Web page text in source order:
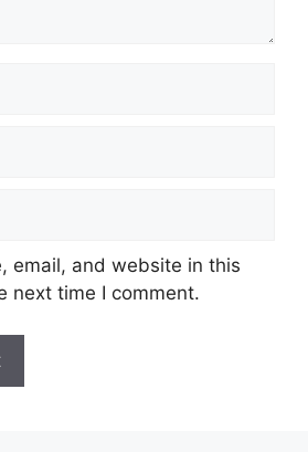
email, and website in this
next time I comment.